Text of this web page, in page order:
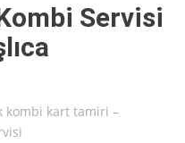
Servisi
kombi kart tamiri –